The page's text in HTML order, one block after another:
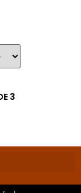
3